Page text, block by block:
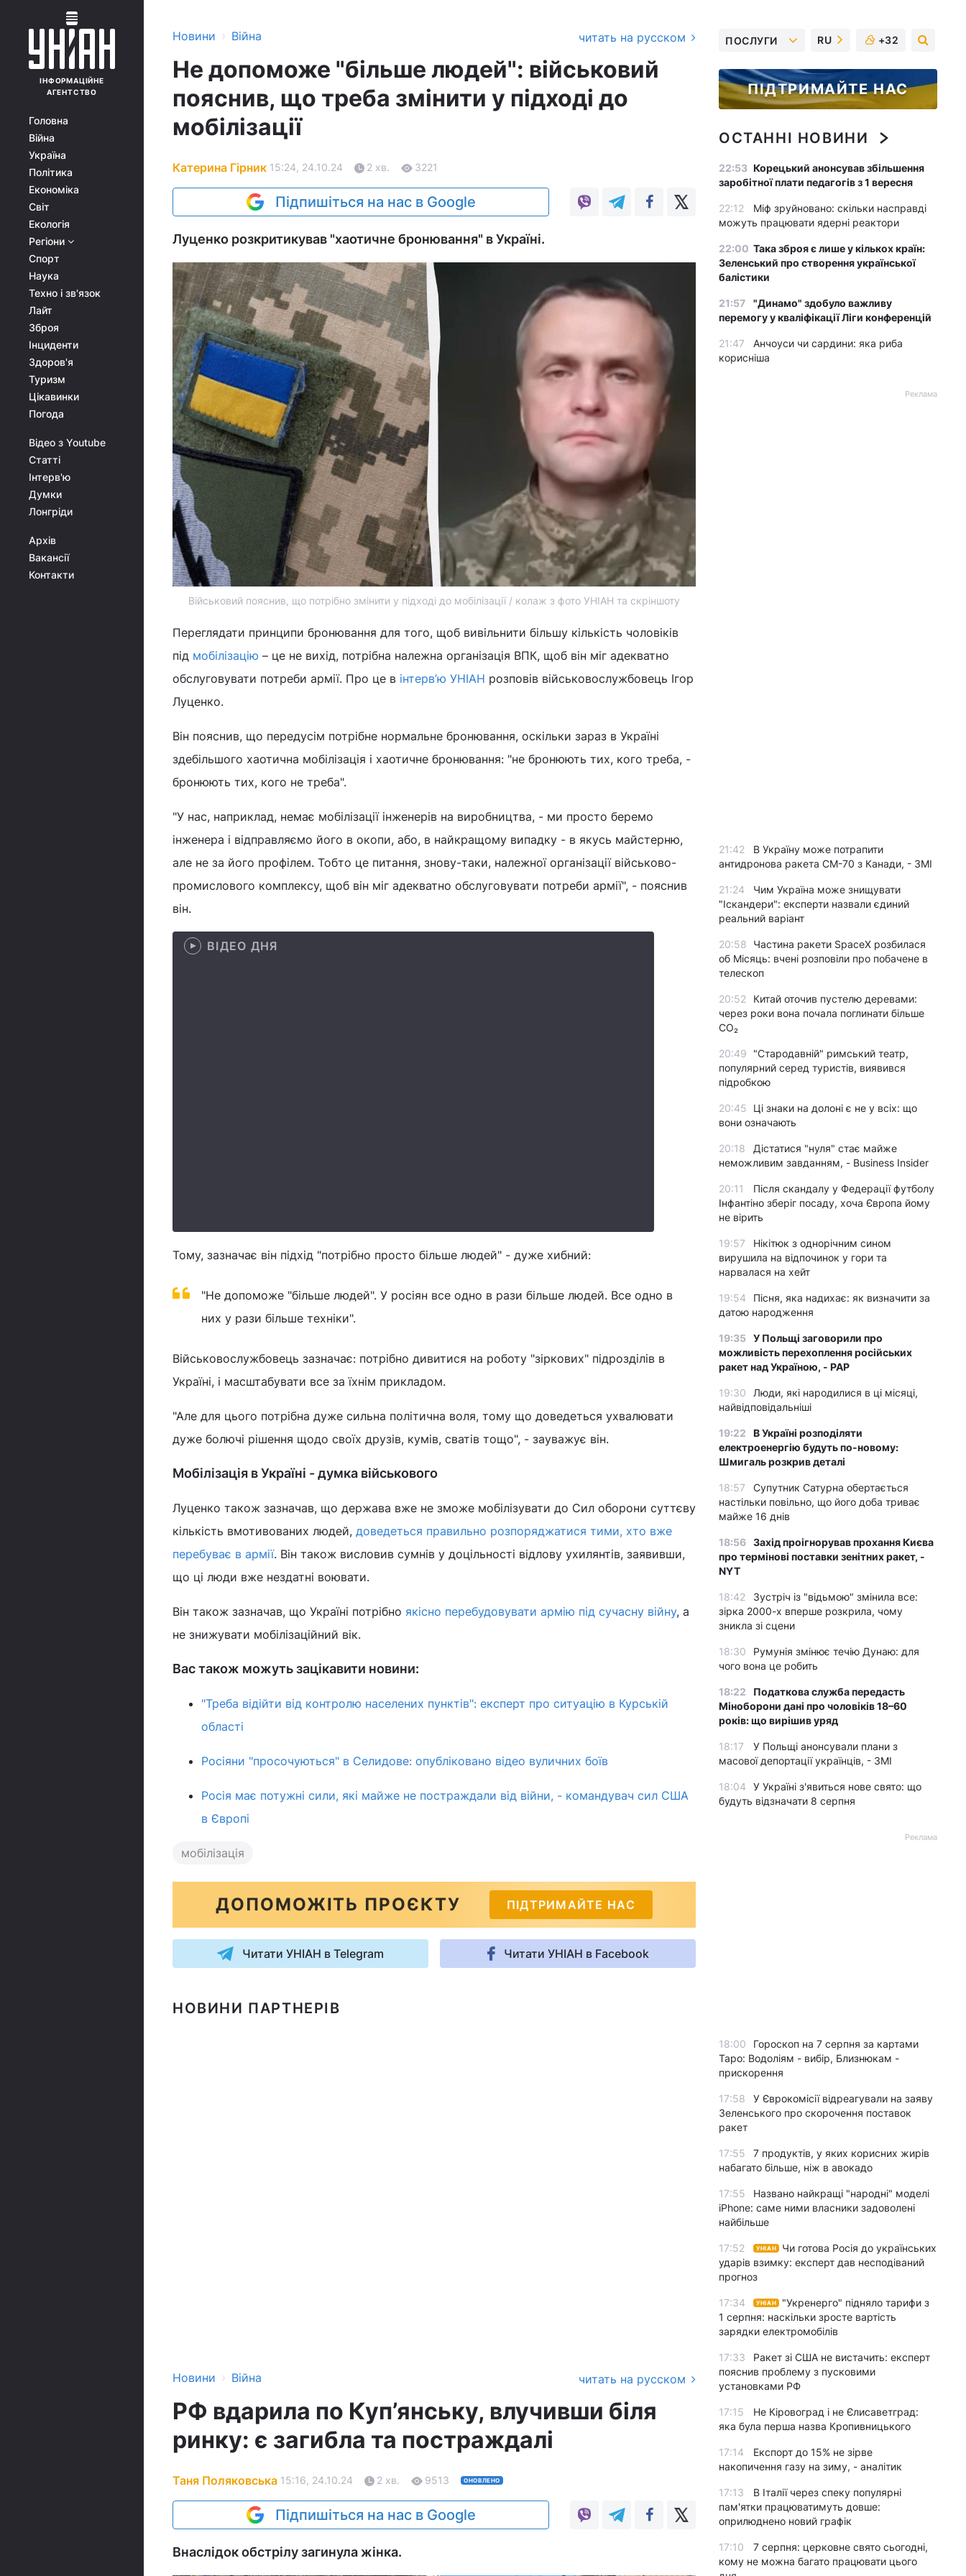
ІНФОРМАЦІЙНЕ
АГЕНТСТВО
Головна
Війна
Україна
Політика
Економіка
Світ
Екологія
Регіони
Спорт
Наука
Техно і зв'язок
Лайт
Зброя
Інциденти
Здоров'я
Туризм
Цікавинки
Погода
Відео з Youtube
Статті
Інтерв'ю
Думки
Лонгріди
Архів
Вакансії
Контакти
Новини › Війна читать на русском
Не допоможе "більше людей": військовий
пояснив, що треба змінити у підході до
мобілізації
Катерина Гірник 15:24, 24.10.24 2 хв. 3221
Підпишіться на нас в Google
Луценко розкритикував "хаотичне бронювання" в Україні.
Військовий пояснив, що потрібно змінити у підході до мобілізації / колаж з фото УНІАН та скріншоту
Переглядати принципи бронювання для того, щоб вивільнити більшу кількість чоловіків
під мобілізацію – це не вихід, потрібна належна організація ВПК, щоб він міг адекватно
обслуговувати потреби армії. Про це в інтерв’ю УНІАН розповів військовослужбовець Ігор
Луценко.
Він пояснив, що передусім потрібне нормальне бронювання, оскільки зараз в Україні
здебільшого хаотична мобілізація і хаотичне бронювання: "не бронюють тих, кого треба, -
бронюють тих, кого не треба".
"У нас, наприклад, немає мобілізації інженерів на виробництва, - ми просто беремо
інженера і відправляємо його в окопи, або, в найкращому випадку - в якусь майстерню,
але не за його профілем. Тобто це питання, знову-таки, належної організації військово-
промислового комплексу, щоб він міг адекватно обслуговувати потреби армії", - пояснив
він.
ВІДЕО ДНЯ
Тому, зазначає він підхід "потрібно просто більше людей" - дуже хибний:
"Не допоможе "більше людей". У росіян все одно в рази більше людей. Все одно в
них у рази більше техніки".
Військовослужбовець зазначає: потрібно дивитися на роботу "зіркових" підрозділів в
Україні, і масштабувати все за їхнім прикладом.
"Але для цього потрібна дуже сильна політична воля, тому що доведеться ухвалювати
дуже болючі рішення щодо своїх друзів, кумів, сватів тощо", - зауважує він.
Мобілізація в Україні - думка військового
Луценко також зазначав, що держава вже не зможе мобілізувати до Сил оборони суттєву
кількість вмотивованих людей, доведеться правильно розпоряджатися тими, хто вже
перебуває в армії. Він також висловив сумнів у доцільності відлову ухилянтів, заявивши,
що ці люди вже нездатні воювати.
Він також зазначав, що Україні потрібно якісно перебудовувати армію під сучасну війну, а
не знижувати мобілізаційний вік.
Вас також можуть зацікавити новини:
"Треба відійти від контролю населених пунктів": експерт про ситуацію в Курській
області
Росіяни "просочуються" в Селидове: опубліковано відео вуличних боїв
Росія має потужні сили, які майже не постраждали від війни, - командувач сил США
в Європі
мобілізація
ДОПОМОЖІТЬ ПРОЄКТУ ПІДТРИМАЙТЕ НАС
Читати УНІАН в Telegram Читати УНІАН в Facebook
НОВИНИ ПАРТНЕРІВ
Новини › Війна читать на русском
РФ вдарила по Куп’янську, влучивши біля
ринку: є загибла та постраждалі
Таня Поляковська 15:16, 24.10.24 2 хв. 9513 ОНОВЛЕНО
Підпишіться на нас в Google
Внаслідок обстрілу загинула жінка.
ПОСЛУГИ RU +32
ПІДТРИМАЙТЕ НАС
ОСТАННІ НОВИНИ
22:53 Корецький анонсував збільшення
заробітної плати педагогів з 1 вересня
22:12
Міф зруйновано: скільки насправді
можуть працювати ядерні реактори
22:00 Така зброя є лише у кількох країн:
Зеленський про створення української
балістики
21:57
"Динамо" здобуло важливу
перемогу у кваліфікації Ліги конференцій
21:47
Анчоуси чи сардини: яка риба
корисніша
Реклама
21:42
В Україну може потрапити
антидронова ракета CM-70 з Канади, - ЗМІ
21:24
Чим Україна може знищувати
"Іскандери": експерти назвали єдиний
реальний варіант
20:58
Частина ракети SpaceX розбилася
об Місяць: вчені розповіли про побачене в
телескоп
20:52
Китай оточив пустелю деревами:
через роки вона почала поглинати більше
CO₂
20:49
"Стародавній" римський театр,
популярний серед туристів, виявився
підробкою
20:45
Ці знаки на долоні є не у всіх: що
вони означають
20:18
Дістатися "нуля" стає майже
неможливим завданням, - Business Insider
20:11
Після скандалу у Федерації футболу
Інфантіно зберіг посаду, хоча Європа йому
не вірить
19:57
Нікітюк з однорічним сином
вирушила на відпочинок у гори та
нарвалася на хейт
19:54
Пісня, яка надихає: як визначити за
датою народження
19:35 У Польщі заговорили про
можливість перехоплення російських
ракет над Україною, - PAP
19:30
Люди, які народилися в ці місяці,
найвідповідальніші
19:22
В Україні розподіляти
електроенергію будуть по-новому:
Шмигаль розкрив деталі
18:57
Супутник Сатурна обертається
настільки повільно, що його доба триває
майже 16 днів
18:56 Захід проігнорував прохання Києва
про термінові поставки зенітних ракет, -
NYT
18:42
Зустріч із "відьмою" змінила все:
зірка 2000-х вперше розкрила, чому
зникла зі сцени
18:30
Румунія змінює течію Дунаю: для
чого вона це робить
18:22
Податкова служба передасть
Міноборони дані про чоловіків 18–60
років: що вирішив уряд
18:17
У Польщі анонсували плани з
масової депортації українців, - ЗМІ
18:04
У Україні з'явиться нове свято: що
будуть відзначати 8 серпня
Реклама
18:00
Гороскоп на 7 серпня за картами
Таро: Водоліям - вибір, Близнюкам -
прискорення
17:58
У Єврокомісії відреагували на заяву
Зеленського про скорочення поставок
ракет
17:55
7 продуктів, у яких корисних жирів
набагато більше, ніж в авокадо
17:55
Названо найкращі "народні" моделі
iPhone: саме ними власники задоволені
найбільше
17:52 УНІАН
Чи готова Росія до українських
ударів взимку: експерт дав несподіваний
прогноз
17:34 УНІАН
"Укренерго" підняло тарифи з
1 серпня: наскільки зросте вартість
зарядки електромобілів
17:33
Ракет зі США не вистачить: експерт
пояснив проблему з пусковими
установками РФ
17:15
Не Кіровоград і не Єлисаветград:
яка була перша назва Кропивницького
17:14
Експорт до 15% не зірве
накопичення газу на зиму, - аналітик
17:13
В Італії через спеку популярні
пам'ятки працюватимуть довше:
оприлюднено новий графік
17:10
7 серпня: церковне свято сьогодні,
кому не можна багато працювати цього